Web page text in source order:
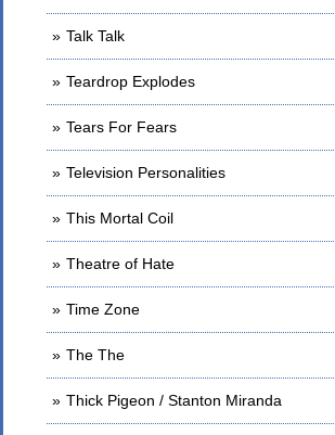
Talk Talk
Teardrop Explodes
Tears For Fears
Television Personalities
This Mortal Coil
Theatre of Hate
Time Zone
The The
Thick Pigeon / Stanton Miranda